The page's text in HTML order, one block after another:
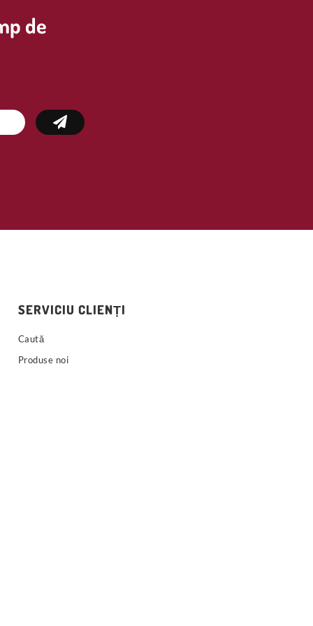
de
SERVICIU CLIENȚI
Caută
Produse noi